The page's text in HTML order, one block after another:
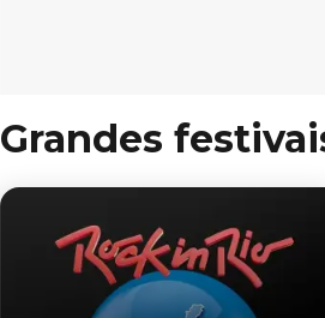
Grandes